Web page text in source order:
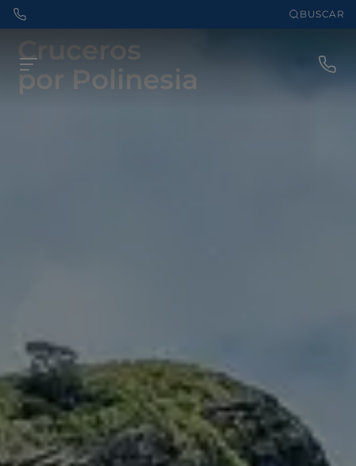
BUSCAR
Cruceros
por Polinesia